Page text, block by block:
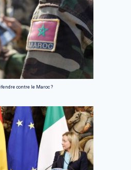
contre le Maroc ?